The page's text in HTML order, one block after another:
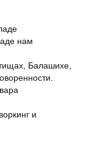
нам
Балашихе,
и